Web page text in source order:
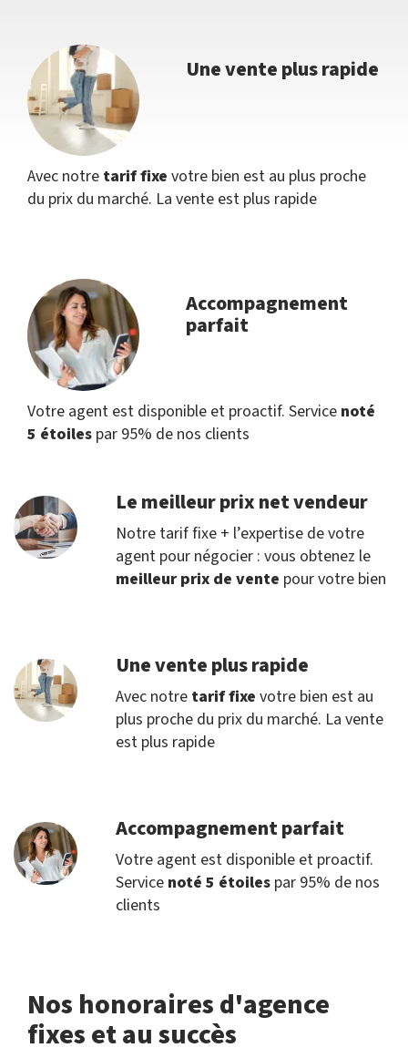
Une vente plus rapide
Avec notre tarif fixe votre bien est au plus proche
du prix du marché. La vente est plus rapide
Accompagnement
parfait
Votre agent est disponible et proactif. Service noté
5 étoiles par 95% de nos clients
Le meilleur prix net vendeur
Notre tarif fixe + l’expertise de votre
agent pour négocier : vous obtenez le
meilleur prix de vente pour votre bien
Une vente plus rapide
Avec notre tarif fixe votre bien est au
plus proche du prix du marché. La vente
est plus rapide
Accompagnement parfait
Votre agent est disponible et proactif.
Service noté 5 étoiles par 95% de nos
clients
Nos honoraires d'agence
fixes et au succès